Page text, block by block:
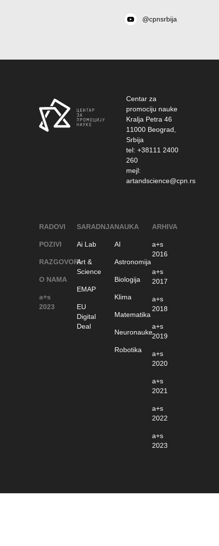
@cpnsrbija
Centar za
promociju nauke
Kralja Petra 46
11000 Beograd,
Srbija
tel: +38111 2400
260
mejl:
artandscience@cpn.rs
RADOVI
POZIVI
RAZGOVORI
O NAMA
a+s
2023
SARADNJA
Ai Lab
Art &
Science
EMAP
EU
Digital
Deal
NAUKA
AI
Astronomija
Biologija
Klima
Matematika
Neuronauke
Robotika
ARHIVA
a+s
2016
a+s
2017
a+s
2018
a+s
2019
a+s
2020
a+s
2021
a+s
2022
a+s
2023